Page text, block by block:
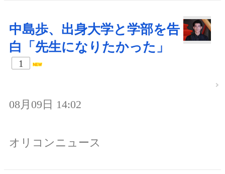
中島歩、出身大学と学部を告
白「先生になりたかった」
1
08月09日 14:02
オリコンニュース